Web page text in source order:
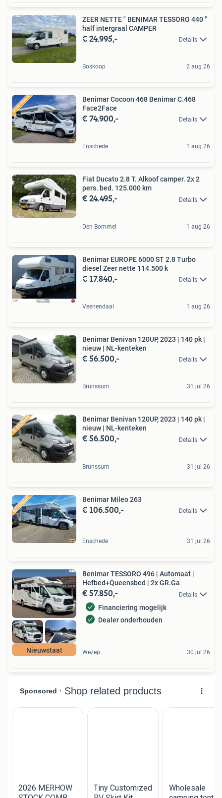
ZEER NETTE " BENIMAR TESSORO 440 "
half intergraal CAMPER
€ 24.995,- Details
Boskoop 2 aug 26
Benimar Cocoon 468 Benimar C.468
Face2Face
€ 74.900,- Details
Enschede 1 aug 26
Fiat Ducato 2.8 T. Alkoof camper. 2x 2
pers. bed. 125.000 km
€ 24.495,- Details
Den Bommel 1 aug 26
Benimar EUROPE 6000 ST 2.8 Turbo
diesel Zeer nette 114.500 k
€ 17.840,- Details
Veenendaal 1 aug 26
Benimar Benivan 120UP, 2023 | 140 pk |
nieuw | NL-kenteken
€ 56.500,- Details
Brunssum 31 jul 26
Benimar Benivan 120UP, 2023 | 140 pk |
nieuw | NL-kenteken
€ 56.500,- Details
Brunssum 31 jul 26
Benimar Mileo 263
€ 106.500,- Details
Enschede 31 jul 26
Nieuwstaat
Benimar TESSORO 496 | Automaat |
Hefbed+Queensbed | 2x GR.Ga
€ 57.850,- Details
Financiering mogelijk
Dealer onderhouden
Wezep 30 jul 26